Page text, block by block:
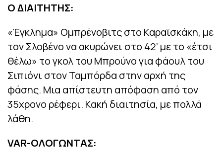
Ο ΔΙΑΙΤΗΤΗΣ:
«Έγκλημα» Ομπρένοβιτς στο Καραϊσκάκη, με
τον Σλοβένο να ακυρώνει στο 42’ με το «έτσι
θέλω» το γκολ του Μπρούνο για φάουλ του
Σιπιόνι στον Ταμπόρδα στην αρχή της
φάσης. Μια απίστευτη απόφαση από τον
35χρονο ρέφερι. Κακή διαιτησία, με πολλά
λάθη.
VAR-ΟΛΟΓΩΝΤΑΣ: